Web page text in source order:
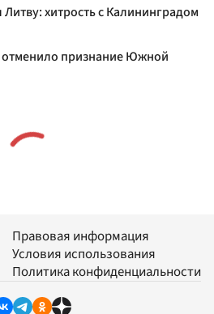
хитрость с Калининградом
отменило признание Южной
Правовая информация
Условия использования
Политика конфиденциальности